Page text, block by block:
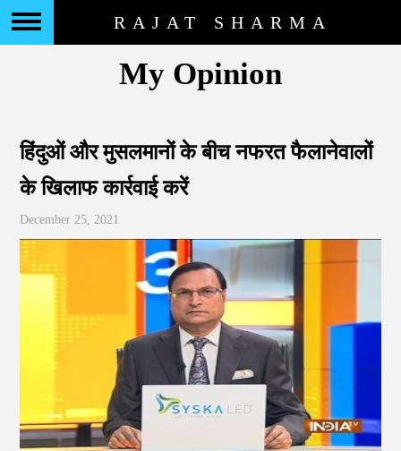
RAJAT SHARMA
My Opinion
हिंदुओं और मुसलमानों के बीच नफरत फैलानेवालों
के खिलाफ कार्रवाई करें
December 25, 2021